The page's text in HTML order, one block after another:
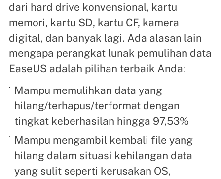
dari hard drive konvensional, kartu
memori, kartu SD, kartu CF, kamera
digital, dan banyak lagi. Ada alasan lain
mengapa perangkat lunak pemulihan data
EaseUS adalah pilihan terbaik Anda:
Mampu memulihkan data yang
hilang/terhapus/terformat dengan
tingkat keberhasilan hingga 97,53%
Mampu mengambil kembali file yang
hilang dalam situasi kehilangan data
yang sulit seperti kerusakan OS,